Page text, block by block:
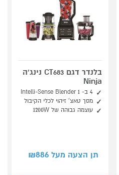
בלנדר דגם CT683 נינג'ה
Ninja
4 ב- 1 Intelli-Sense Blender
מסך טאצ' זיהוי לכלי הקיבול
עוצמה גבוהה של 1200W
תן הצעה מעל ₪ 886